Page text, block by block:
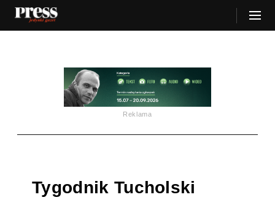
Reklama
Tygodnik Tucholski